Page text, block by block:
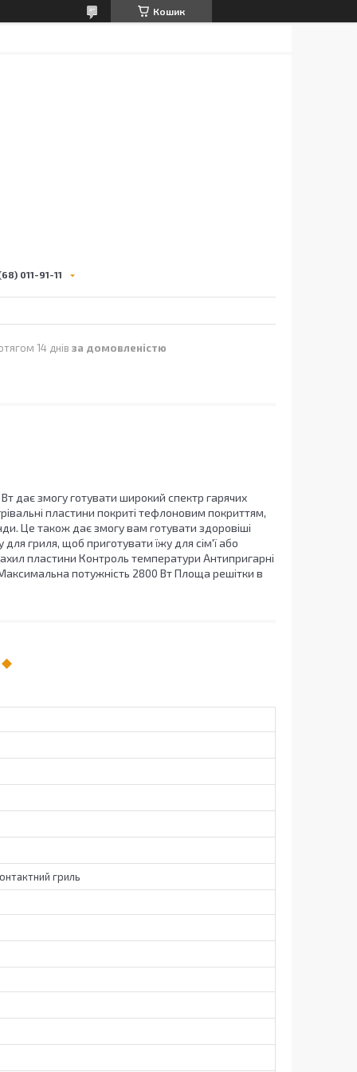
Кошик
011-91-11
14 днів за домовленістю
дає змогу готувати широкий спектр гарячих
пластини покриті тефлоновим покриттям,
Це також дає змогу вам готувати здоровіші
гриля, щоб приготувати їжу для сім'ї або
пластини Контроль температури Антипригарні
потужність 2800 Вт Площа решітки в
гриль